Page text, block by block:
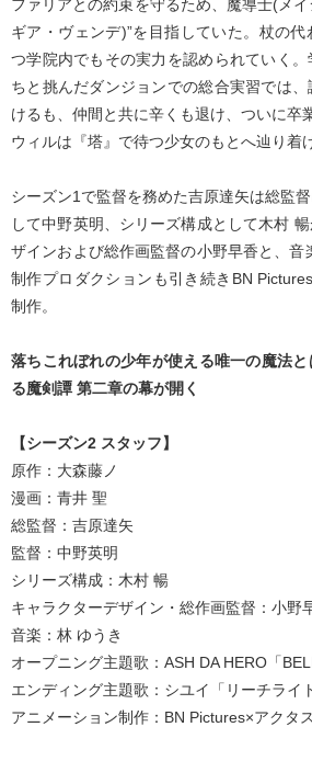
ファリアとの約束を守るため、魔導士(メ
ギア・ヴェンデ)”を目指していた。杖の
つ学院内でもその実力を認められていく
ちと挑んだダンジョンでの総合実習では
けるも、仲間と共に辛くも退け、ついに卒
ウィルは『塔』で待つ少女のもとへ辿り着
シーズン1で監督を務めた吉原達矢は総監
して中野英明、シリーズ構成として木村
ザインおよび総作画監督の小野早香と、音
制作プロダクションも引き続きBN
制作。
落ちこれぼれの少年が使える唯一の魔法
る魔剣譚 第二章の幕が開く
【シーズン2 スタッフ】
原作：大森藤ノ
漫画：青井 聖
総監督：吉原達矢
監督：中野英明
シリーズ構成：木村 暢
キャラクターデザイン・総作画監督：小野
音楽：林 ゆうき
オープニング主題歌：ASH DA HERO「
エンディング主題歌：シユイ「リーチライト
アニメーション制作：BN Pictures×アクタス